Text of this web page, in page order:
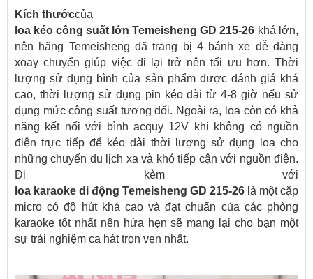
Kích thướccủa
loa kéo công suất lớn Temeisheng GD 215-26 khá lớn,
nên hãng Temeisheng đã trang bị 4 bánh xe dễ dàng
xoay chuyển giúp việc đi lại trở nên tối ưu hơn. Thời
lượng sử dụng bình của sản phẩm được đánh giá khá
cao, thời lượng sử dụng pin kéo dài từ 4-8 giờ nếu sử
dụng mức công suất tương đối. Ngoài ra, loa còn có khả
năng kết nối với bình acquy 12V khi không có nguồn
điện trực tiếp để kéo dài thời lượng sử dụng loa cho
những chuyến du lịch xa và khó tiếp cận với nguồn điện.
Đi kèm với
loa karaoke di động Temeisheng GD 215-26 là một cặp
micro có độ hút khá cao và đạt chuẩn của các phòng
karaoke tốt nhất nên hứa hẹn sẽ mang lại cho bạn một
sự trải nghiệm ca hát trọn vẹn nhất.